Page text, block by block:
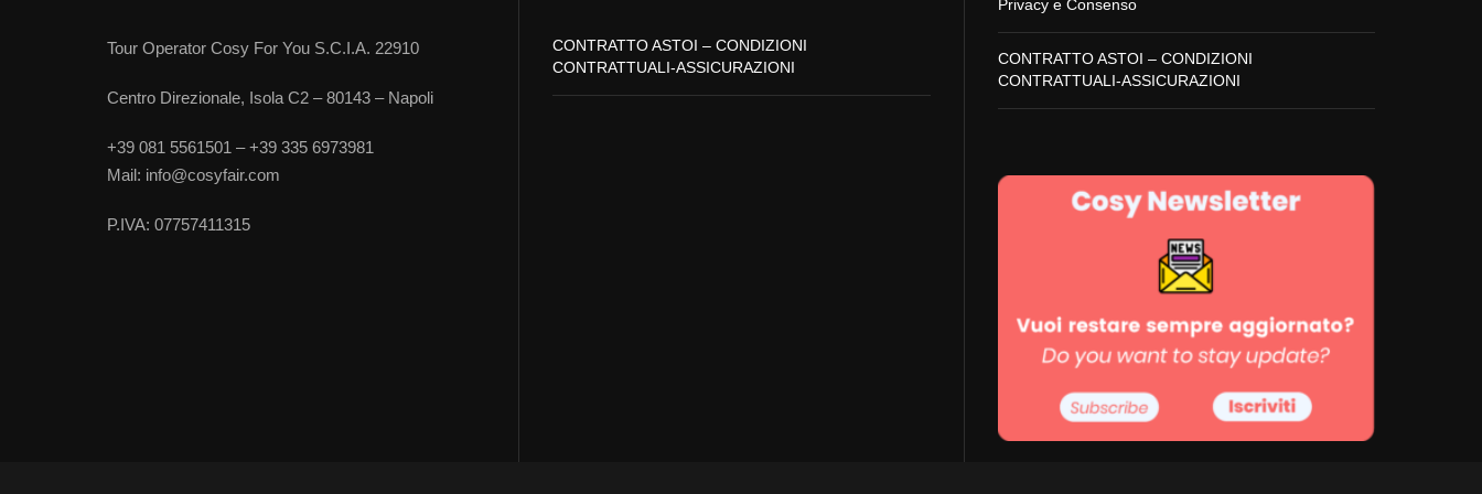
Tour Operator Cosy For You S.C.I.A. 22910
Centro Direzionale, Isola C2 – 80143 – Napoli
+39 081 5561501 – +39 335 6973981
Mail: info@cosyfair.com
P.IVA: 07757411315
CONTRATTO ASTOI – CONDIZIONI
CONTRATTUALI-ASSICURAZIONI
Privacy e Consenso
CONTRATTO ASTOI – CONDIZIONI
CONTRATTUALI-ASSICURAZIONI